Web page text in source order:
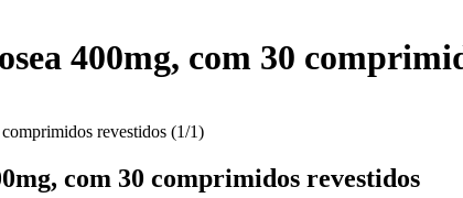
400mg, com 30
com 30 comprimidos revestidos